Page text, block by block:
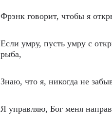
Фрэнк говорит, чтобы я
Если умру, пусть умру с
рыба,
Знаю, что я, никогда не
Я управляю, Бог меня